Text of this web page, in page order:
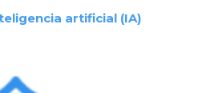
artificial (IA)